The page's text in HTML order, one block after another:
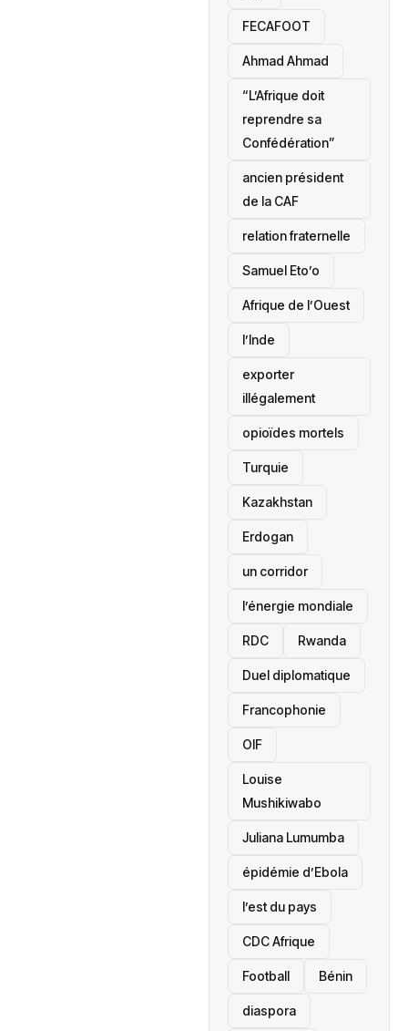
FECAFOOT
‎Ahmad Ahmad
“L’Afrique doit
reprendre sa
Confédération”
ancien président
de la CAF
relation fraternelle
Samuel Eto’o
Afrique de l’Ouest
l’Inde
exporter
illégalement
opioïdes mortels
‎Turquie
Kazakhstan
Erdogan
un corridor
l’énergie mondiale
RDC Rwanda
Duel diplomatique
Francophonie
OIF
Louise
Mushikiwabo
Juliana Lumumba
épidémie d’Ebola
l’est du pays
CDC Afrique
Football Bénin
diaspora